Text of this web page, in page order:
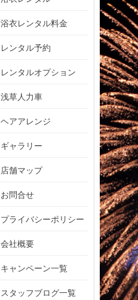
浴衣レンタル料金
レンタル予約
レンタルオプション
浅草人力車
ヘアアレンジ
ギャラリー
店舗マップ
お問合せ
プライバシーポリシー
会社概要
キャンペーン一覧
スタッフブログ一覧